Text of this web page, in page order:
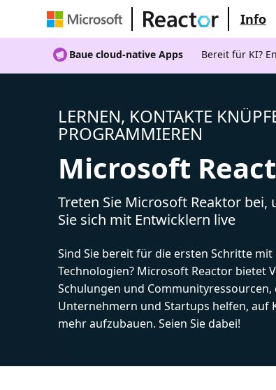
Info
Baue cloud-native Apps Bereit für KI?
LERNEN, KONTAKTE
PROGRAMMIEREN
Microsoft
Treten Sie Microsoft Reaktor bei,
Sie sich mit Entwicklern live
Sind Sie bereit für die ersten Schritte
Technologien? Microsoft Reactor bietet
Schulungen und Communityressourcen,
Unternehmern und Startups helfen, auf
mehr aufzubauen. Seien Sie dabei!